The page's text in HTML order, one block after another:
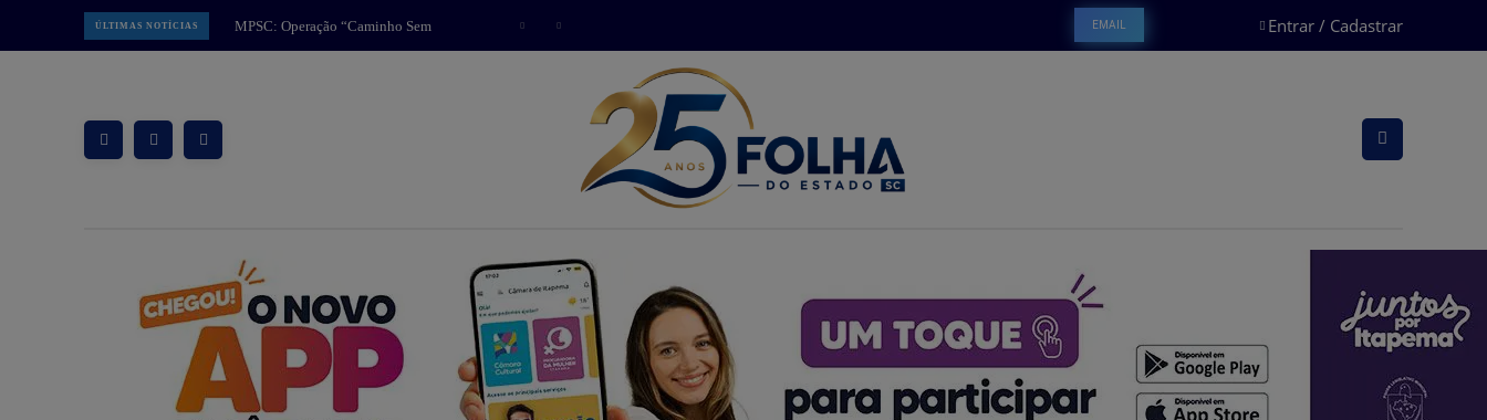
ÚLTIMAS NOTÍCIAS
MPSC: Operação “Caminho Sem
Volta” intensifica combate a facção
EMAIL Entrar / Cadastrar